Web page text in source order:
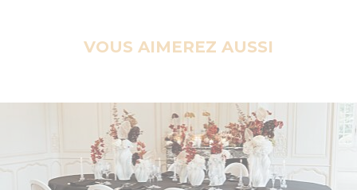
VOUS AIMEREZ AUSSI